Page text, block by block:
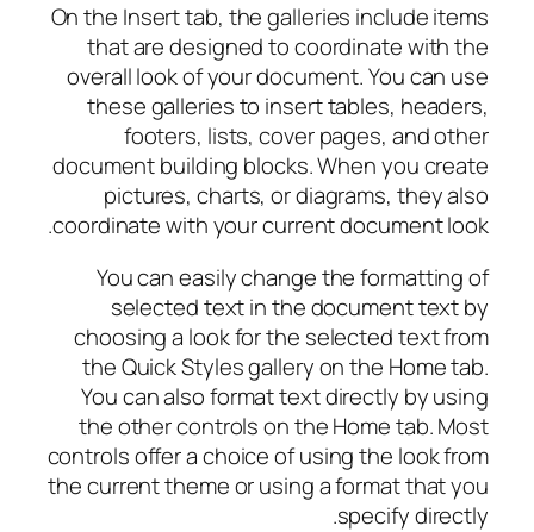
On the Insert tab, the galleries include items
that are designed to coordinate with the
overall look of your document. You can use
these galleries to insert tables, headers,
footers, lists, cover pages, and other
document building blocks. When you create
pictures, charts, or diagrams, they also
coordinate with your current document look.
You can easily change the formatting of
selected text in the document text by
choosing a look for the selected text from
the Quick Styles gallery on the Home tab.
You can also format text directly by using
the other controls on the Home tab. Most
controls offer a choice of using the look from
the current theme or using a format that you
specify directly.